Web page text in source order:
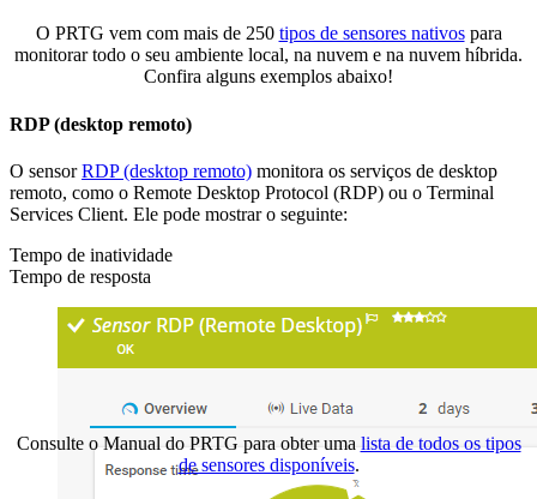
O PRTG vem com mais de 250 tipos de sensores nativospara
monitorar todo o seu ambiente local, na nuvem e na nuvem híbrida.
Confira alguns exemplos abaixo!
RDP (desktop remoto)
O sensorRDP (desktop remoto) monitora os serviços de desktop
remoto, como o Remote Desktop Protocol (RDP) ou o Terminal
Services Client. Ele pode mostrar o seguinte:
Tempo de inatividade
Tempo de resposta
Consulte o Manual do PRTG para obter uma lista de todos os tipos
de sensores disponíveis.